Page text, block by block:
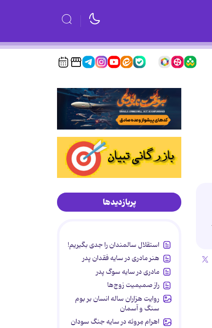
پربازدیدها
استقلال سالمندان را جدی بگیریم!
هنر مادری در سایه‌ فقدان پدر
مادری در سایه سوگ پدر
راز صمیمیت زوج‌ها
روایت هزاران ساله انسان بر بوم
سنگ و آسمان
اهرام مِروئه در سایه جنگ سودان